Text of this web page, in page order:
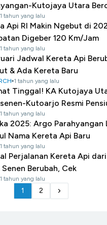
Kutojaya Utara
1 tahun yang lalu
Api RI Makin Ngebut di
Digeber 120 Km/Jam
1 tahun yang lalu
Jadwal Kereta Api
& Ada Kereta Baru
1 tahun yang lalu
Tinggal! KA Kutojaya
Kutoarjo Resmi
1 tahun yang lalu
2025: Argo Parahyangan
Nama Kereta Api Baru
1 tahun yang lalu
Perjalanan Kereta Api
Senen Berubah, Cek
1 tahun yang lalu
1 2